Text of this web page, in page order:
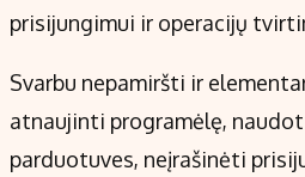
prisijungimui ir operacijų
Svarbu nepamiršti ir
atnaujinti programėlę,
parduotuves, neįrašinėti